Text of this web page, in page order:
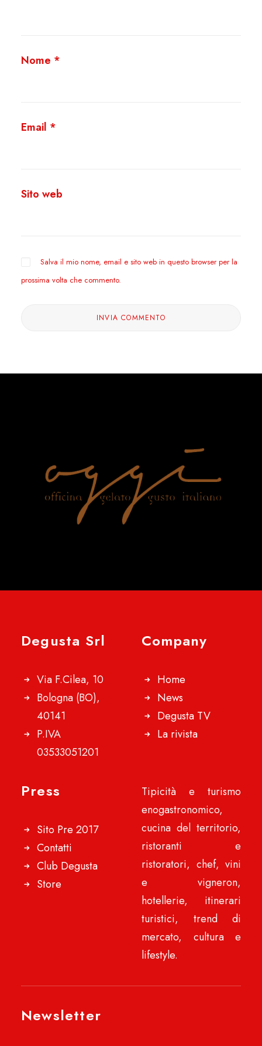
Nome *
Email *
Sito web
Salva il mio nome, email e sito web in questo browser per la
prossima volta che commento.
Degusta Srl
Via F.Cilea, 10
Bologna (BO),
40141
P.IVA
03533051201
Company
Home
News
Degusta TV
La rivista
Press
Sito Pre 2017
Contatti
Club Degusta
Store
Tipicità e turismo
enogastronomico,
cucina del territorio,
ristoranti e
ristoratori, chef, vini
e vigneron,
hotellerie, itinerari
turistici, trend di
mercato, cultura e
lifestyle.
Newsletter